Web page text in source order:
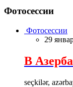
Фотосессии
Фотосессии
29
В
seçkilər,